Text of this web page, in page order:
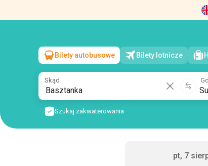
Basztanka→Sumy
sob, 8 sierpnia/1 pasażer
Bilety autobusowe Bilety lotnicze
Skąd
Szukaj zakwaterowania
pt, 7